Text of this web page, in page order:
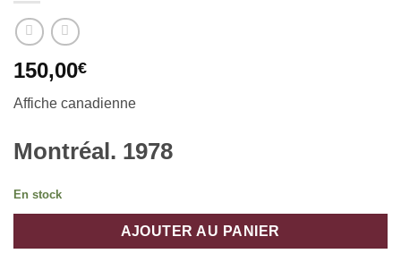
150,00€
Affiche canadienne
Montréal. 1978
En stock
AJOUTER AU PANIER